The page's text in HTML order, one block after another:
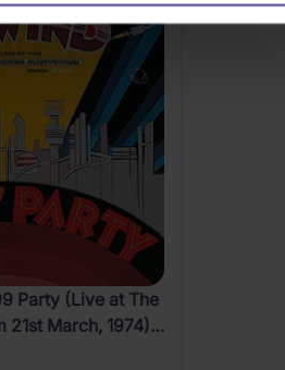
Party (Live at The
March, 1974)